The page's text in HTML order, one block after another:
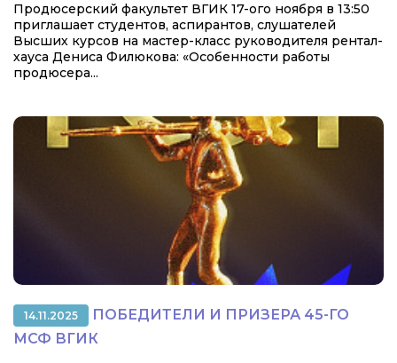
Продюсерский факультет ВГИК 17-ого ноября в 13:50
приглашает студентов, аспирантов, слушателей
Высших курсов на мастер-класс руководителя рентал-
хауса Дениса Филюкова: «Особенности работы
продюсера...
14.11.2025
ПОБЕДИТЕЛИ И ПРИЗЕРА 45-ГО
МСФ ВГИК